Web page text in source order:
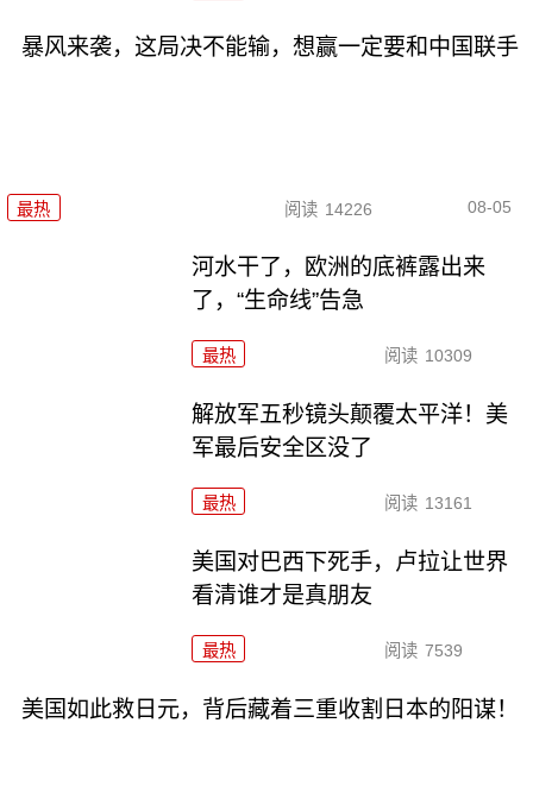
暴风来袭，这局决不能输，想赢一定要和中国联手
最热 阅读 14226 08-05
河水干了，欧洲的底裤露出来
了，“生命线”告急
最热 阅读 10309
解放军五秒镜头颠覆太平洋！美
军最后安全区没了
最热 阅读 13161
美国对巴西下死手，卢拉让世界
看清谁才是真朋友
最热 阅读 7539
美国如此救日元，背后藏着三重收割日本的阳谋！